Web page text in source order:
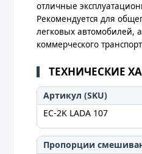
отличные
Рекомендуется для
легковых автомобилей,
коммерческого
ТЕХНИЧЕСКИЕ
Артикул (SKU)
EC-2K LADA 107
Пропорции